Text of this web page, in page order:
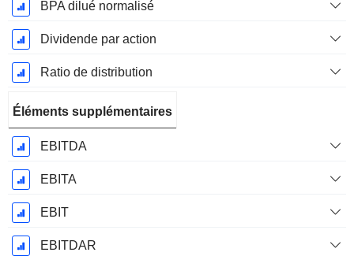
BPA dilué normalisé
Dividende par action
Ratio de distribution
Éléments supplémentaires
EBITDA
EBITA
EBIT
EBITDAR